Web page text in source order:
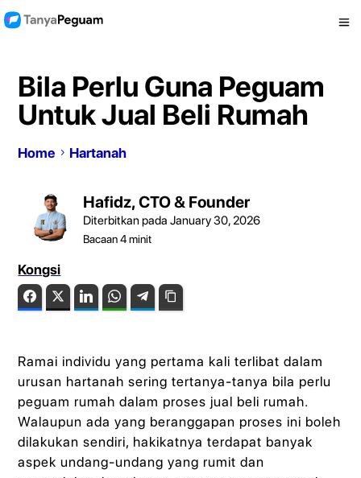
Bila Perlu Guna Peguam
Untuk Jual Beli Rumah
Home Hartanah
Hafidz, CTO & Founder
Diterbitkan pada January 30, 2026
Bacaan4minit
Kongsi
FacebookTwitter LinkedIn WhatsAppTelegram
Ramai individu yang pertama kali terlibat dalam
urusan hartanah sering tertanya-tanya bila perlu
peguam rumah dalam proses jual beli rumah.
Walaupun ada yang beranggapan proses ini boleh
dilakukan sendiri, hakikatnya terdapat banyak
aspek undang-undang yang rumit dan